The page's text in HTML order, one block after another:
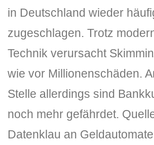
Wie regeln Sie ihren digitalen Nachlass
Digitaler Nachlass
in Deutschland wieder
zugeschlagen. Trotz
Technik verursacht
wie vor Millionenschäden.
Stelle allerdings sind
noch mehr gefährdet.
Datenklau an